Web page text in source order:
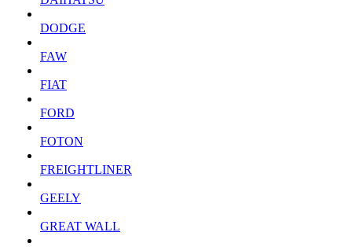
DODGE
FAW
FIAT
FORD
FOTON
FREIGHTLINER
GEELY
GREAT WALL